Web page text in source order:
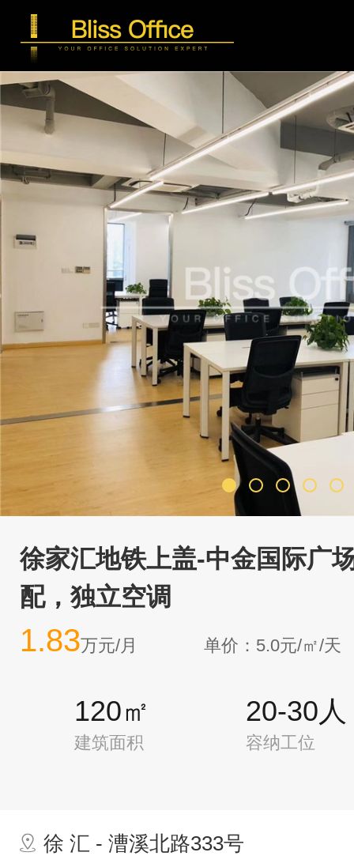
徐家汇地铁上盖-中金国际广
配，独立空调
1.83万元/月 单价：5.0元/㎡/天
120㎡
建筑面积
20-30人
容纳工位
徐 汇 - 漕溪北路333号